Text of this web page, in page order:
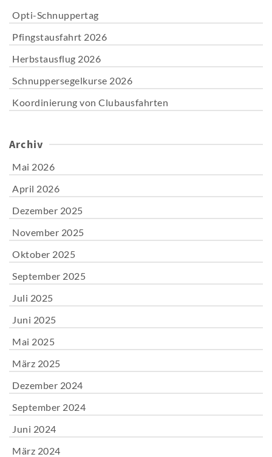
Opti-Schnuppertag
Pfingstausfahrt 2026
Herbstausflug 2026
Schnuppersegelkurse 2026
Koordinierung von Clubausfahrten
Archiv
Mai 2026
April 2026
Dezember 2025
November 2025
Oktober 2025
September 2025
Juli 2025
Juni 2025
Mai 2025
März 2025
Dezember 2024
September 2024
Juni 2024
März 2024